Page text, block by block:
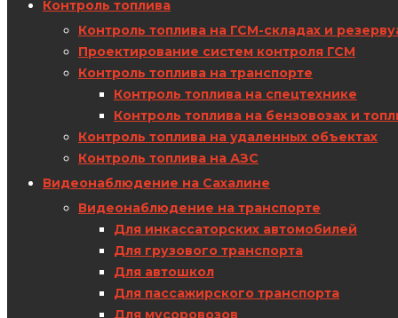
Контроль топлива
Контроль топлива на ГСМ-складах и
Проектирование систем контроля ГСМ
Контроль топлива на транспорте
Контроль топлива на спецтехнике
Контроль топлива на бензовозах и
Контроль топлива на удаленных объектах
Контроль топлива на АЗС
Видеонаблюдение на Сахалине
Видеонаблюдение на транспорте
Для инкассаторских автомобилей
Для грузового транспорта
Для автошкол
Для пассажирского транспорта
Для мусоровозов